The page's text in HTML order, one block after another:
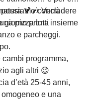
concludere
pizza tutti insieme
🍹🎶 Verrà
giorno prima
e parcheggi.
programma,
agli altri 😉
d’età 25-45 anni,
e una